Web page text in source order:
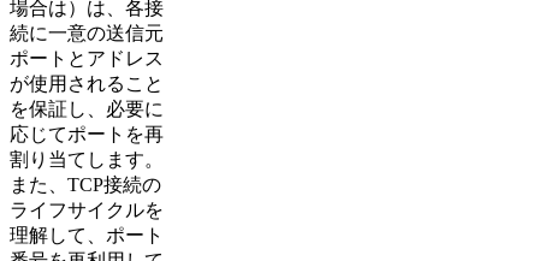
場合は）は、各接
続に一意の送信元
ポートとアドレス
が使用されること
を保証し、必要に
応じてポートを再
割り当てします。
また、TCP接続の
ライフサイクルを
理解して、ポート